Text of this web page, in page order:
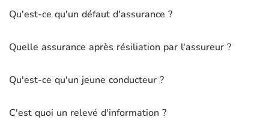
Qu'est-ce qu'un défaut d'assurance ?
Quelle assurance après résiliation par l'assureur ?
Qu'est-ce qu'un jeune conducteur ?
C'est quoi un relevé d'information ?